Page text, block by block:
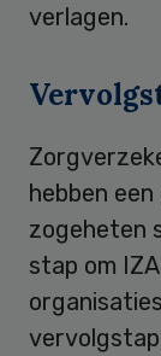
verlagen.
hebben
zogeheten
stap om